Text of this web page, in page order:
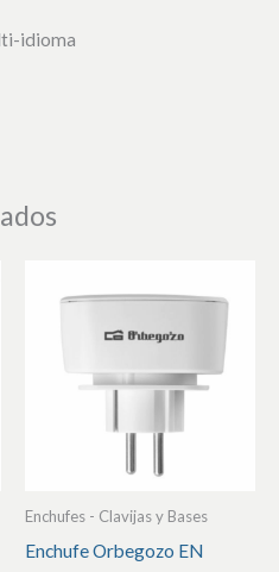
idioma
Enchufes - Clavijas y Bases
Enchufe Orbegozo EN